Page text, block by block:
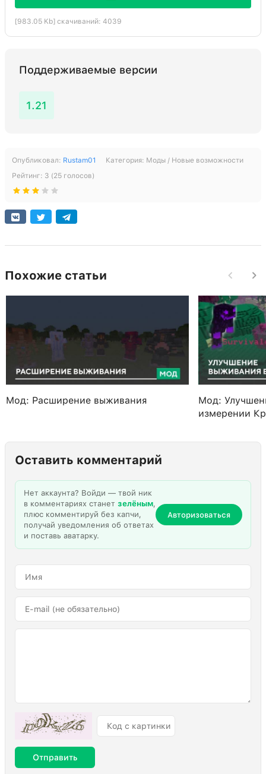
[983.05 Kb] скачиваний: 4039
Поддерживаемые версии
1.21
Опубликовал: Rustam01 Категория: Моды / Новые возможности
Рейтинг: 3 (25 голосов)
Похожие статьи
Мод: Расширение выживания
Мод:
измерении
Оставить комментарий
Нет аккаунта? Войди — твой ник
в комментариях станет зелёным,
плюс комментируй без капчи,
получай уведомления об ответах
и поставь аватарку.
Авторизоваться
Отправить